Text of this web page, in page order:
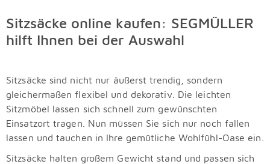
Sitzsäcke online kaufen: SEGMÜLLER
hilft Ihnen bei der Auswahl
Sitzsäcke sind nicht nur äußerst trendig, sondern
gleichermaßen flexibel und dekorativ. Die leichten
Sitzmöbel lassen sich schnell zum gewünschten
Einsatzort tragen. Nun müssen Sie sich nur noch fallen
lassen und tauchen in Ihre gemütliche Wohlfühl-Oase ein.
Sitzsäcke halten großem Gewicht stand und passen sich